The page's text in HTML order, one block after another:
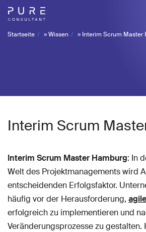
Startseite »Wissen » Interim Scrum Master
Interim Scrum
Interim Scrum Master Hamburg: In
Welt des Projektmanagements wird
entscheidenden Erfolgsfaktor.
häufig vor der Herausforderung,
erfolgreich zu implementieren und
Veränderungsprozesse zu gestalten.